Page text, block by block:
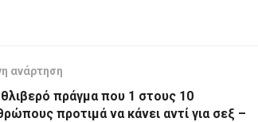
ανάρτηση
πράγμα που 1 στους 10
προτιμά να κάνει αντί για σεξ –